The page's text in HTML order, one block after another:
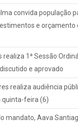
convida população
e orçamento
realiza 1ª Sessão
e aprovado
realiza audiência
quinta-feira (6)
mandato, Aava